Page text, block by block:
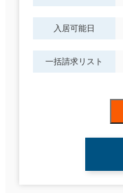
入居可能日
一括請求リスト